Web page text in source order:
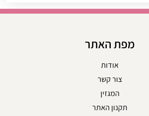
מפת האתר
אודות
צור קשר
המגזין
תקנון האתר